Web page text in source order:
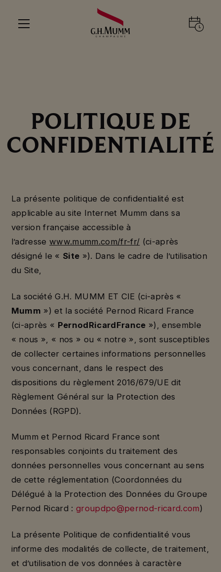
POLITIQUE DE
CONFIDENTIALITÉ
La présente politique de confidentialité est
applicable au site Internet Mumm dans sa
version française accessible à
l’adressewww.mumm.com/fr-fr/ (ci-après
désigné le « Site »). Dans le cadre de l’utilisation
du Site,
La société G.H. MUMM ET CIE (ci-après «
Mumm ») et la société Pernod Ricard France
(ci-après « PernodRicardFrance »), ensemble
« nous », « nos » ou « notre », sont susceptibles
de collecter certaines informations personnelles
vous concernant, dans le respect des
dispositions du règlement 2016/679/UE dit
Règlement Général sur la Protection des
Données (RGPD).
Mumm et Pernod Ricard France sont
responsables conjoints du traitement des
données personnelles vous concernant au sens
de cette réglementation (Coordonnées du
Délégué à la Protection des Données du Groupe
Pernod Ricard :groupdpo@pernod-ricard.com)
La présente Politique de confidentialité vous
informe des modalités de collecte, de traitement,
et d’utilisation de vos données à caractère